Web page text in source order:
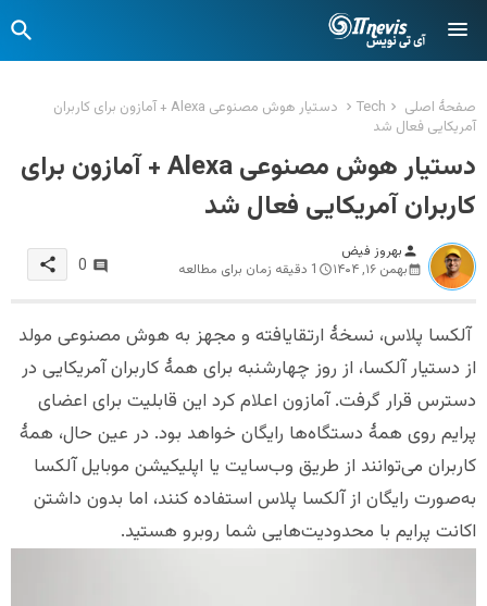
صفحهٔ اصلی Tech
دستیار هوش مصنوعی Alexa + آمازون برای کاربران
آمریکایی فعال شد
دستیار هوش مصنوعی Alexa + آمازون برای
کاربران آمریکایی فعال شد
person بهروز فیض
بهمن ۱۶, ۱۴۰۴
1 دقیقه زمان برای مطالعه 0
share
آلکسا پلاس، نسخهٔ ارتقایافته و مجهز به هوش مصنوعی مولد
از دستیار آلکسا، از روز چهارشنبه برای همهٔ کاربران آمریکایی در
دسترس قرار گرفت. آمازون اعلام کرد این قابلیت برای اعضای
پرایم روی همهٔ دستگاه‌ها رایگان خواهد بود. در عین حال، همهٔ
کاربران می‌توانند از طریق وب‌سایت یا اپلیکیشن موبایل آلکسا
به‌صورت رایگان از آلکسا پلاس استفاده کنند، اما بدون داشتن
اکانت پرایم با محدودیت‌هایی شما روبرو هستید.